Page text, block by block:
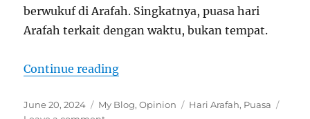
berwukuf di Arafah. Singkatnya, puasa hari
Arafah terkait dengan waktu, bukan tempat.
Continue reading“PUASA HARI ARAFAH: TERKAIT
Posted
June 20, 2024 Categories
My Blog,Opinion Tags
Hari Arafah, Puasa